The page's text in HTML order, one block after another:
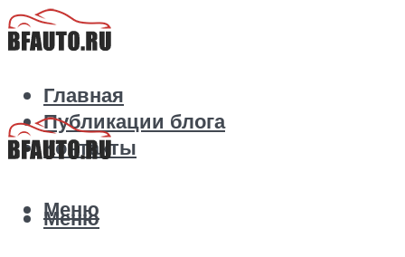
Главная
Публикации блога
Контакты
Меню
Меню